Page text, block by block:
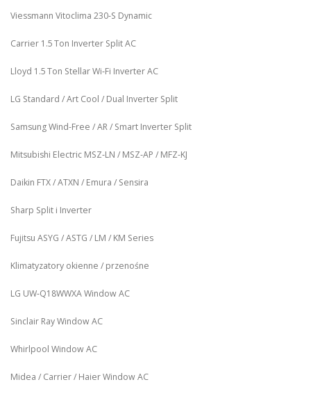
Viessmann Vitoclima 230‑S Dynamic
Carrier 1.5 Ton Inverter Split AC
Lloyd 1.5 Ton Stellar Wi‑Fi Inverter AC
LG Standard / Art Cool / Dual Inverter Split
Samsung Wind-Free / AR / Smart Inverter Split
Mitsubishi Electric MSZ‑LN / MSZ‑AP / MFZ-KJ
Daikin FTX / ATXN / Emura / Sensira
Sharp Split i Inverter
Fujitsu ASYG / ASTG / LM / KM Series
Klimatyzatory okienne / przenośne
LG UW‑Q18WWXA Window AC
Sinclair Ray Window AC
Whirlpool Window AC
Midea / Carrier / Haier Window AC